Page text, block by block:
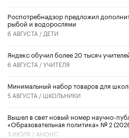
Роспотребнадзор предложил
рыбой и водорослями
6 АВГУСТА / ДЕТИ
​Яндекс обучил более 20 тысяч
6 АВГУСТА /УЧИТЕЛЯ
Минимальный набор товаров для
5 АВГУСТА / ШКОЛЬНИКИ
Вышел в свет новый номер научно-
«Образовательная политика» № 2
3 ИЮЛЯ / АНОНС